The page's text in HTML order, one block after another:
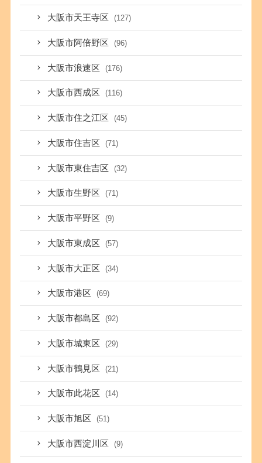
大阪市天王寺区 (127)
大阪市阿倍野区 (96)
大阪市浪速区 (176)
大阪市西成区 (116)
大阪市住之江区 (45)
大阪市住吉区 (71)
大阪市東住吉区 (32)
大阪市生野区 (71)
大阪市平野区 (9)
大阪市東成区 (57)
大阪市大正区 (34)
大阪市港区 (69)
大阪市都島区 (92)
大阪市城東区 (29)
大阪市鶴見区 (21)
大阪市此花区 (14)
大阪市旭区 (51)
大阪市西淀川区 (9)